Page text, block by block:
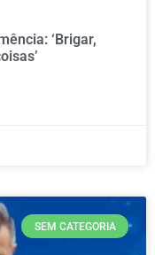
‘Brigar,
SEM CATEGORIA